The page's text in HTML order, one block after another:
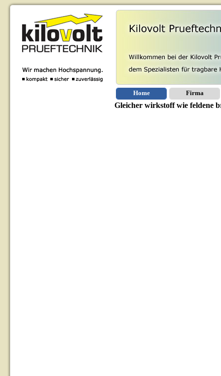
Home Firma
Gleicher wirkstoff wie feldene